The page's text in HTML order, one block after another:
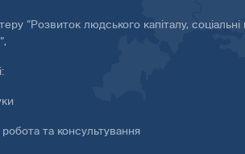
“Розвиток людського капіталу, соціальні
робота та консультування